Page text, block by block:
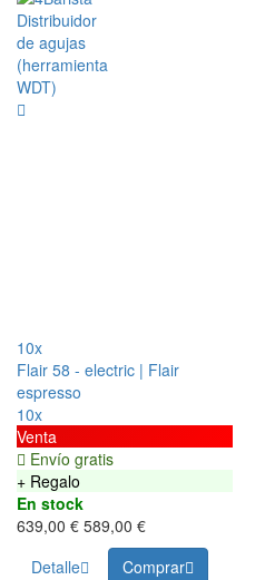
10x
Flair 58 - electric | Flair
espresso
10x
Venta
Envío gratis
+ Regalo
En stock
639,00 € 589,00 €
Detalle
Comprar